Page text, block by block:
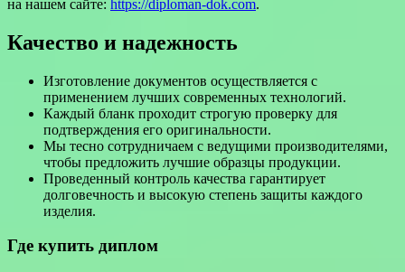
на нашем сайте: https://diploman-dok.com.
Качество и надежность
Изготовление документов осуществляется с
применением лучших современных технологий.
Каждый бланк проходит строгую проверку для
подтверждения его оригинальности.
Мы тесно сотрудничаем с ведущими производителями,
чтобы предложить лучшие образцы продукции.
Проведенный контроль качества гарантирует
долговечность и высокую степень защиты каждого
изделия.
Где купить диплом